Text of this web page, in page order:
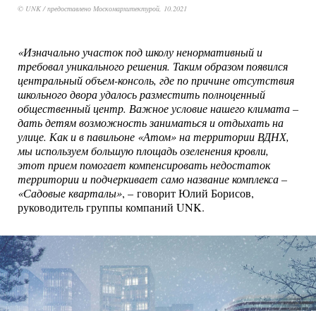
© UNK / предоставлено Москомархитектурой, 10.2021
«Изначально участок под школу ненормативный и
требовал уникального решения. Таким образом появился
центральный объем-консоль, где по причине отсутствия
школьного двора удалось разместить полноценный
общественный центр. Важное условие нашего климата –
дать детям возможность заниматься и отдыхать на
улице. Как и в павильоне «Атом» на территории ВДНХ,
мы используем большую площадь озеленения кровли,
этот прием помогает компенсировать недостаток
территории и подчеркивает само название комплекса –
«Садовые кварталы», – говорит Юлий Борисов,
руководитель группы компаний UNK.